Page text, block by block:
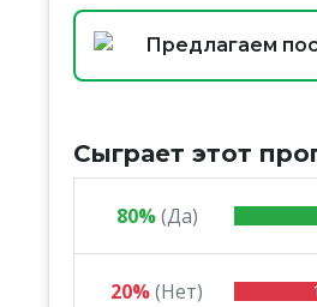
Предлагаем
Сыграет этот
80% (Да)
20%(Нет) 1